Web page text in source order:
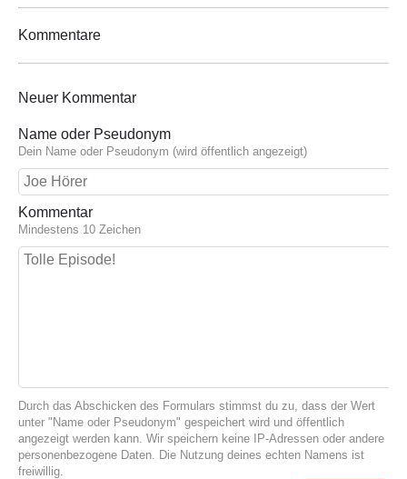
Kommentare
Neuer Kommentar
Name oder Pseudonym
Dein Name oder Pseudonym (wird öffentlich angezeigt)
Kommentar
Mindestens 10 Zeichen
Durch das Abschicken des Formulars stimmst du zu, dass der Wert
unter "Name oder Pseudonym" gespeichert wird und öffentlich
angezeigt werden kann. Wir speichern keine IP-Adressen oder andere
personenbezogene Daten. Die Nutzung deines echten Namens ist
freiwillig.